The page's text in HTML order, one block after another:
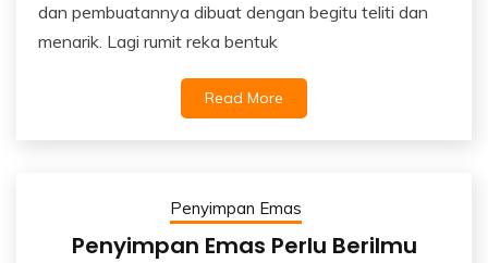
dan pembuatannya dibuat dengan begitu teliti dan
menarik. Lagi rumit reka bentuk
Read More
Penyimpan Emas
Penyimpan Emas Perlu Berilmu